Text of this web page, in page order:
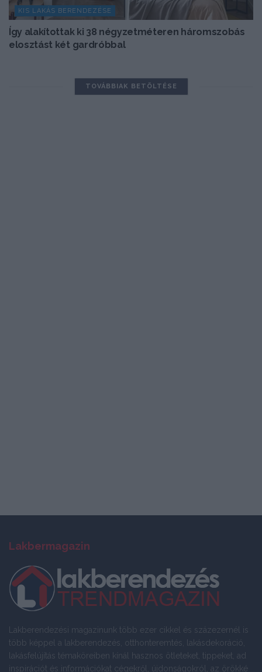
KIS LAKÁS BERENDEZÉSE
Így alakítottak ki 38 négyzetméteren háromszobás
elosztást két gardróbbal
TOVÁBBIAK BETÖLTÉSE
Lakbermagazin
Lakberendezési magazinunk több ezer cikkel és százezernél is
több képpel a lakberendezés, otthonteremtés, lakásdekoráció,
lakásfelújítás témaköreiben kínál hasznos ötleteket, tippeket, ad
inspirációt és információkat cégekről, újdonságokról, az örökké